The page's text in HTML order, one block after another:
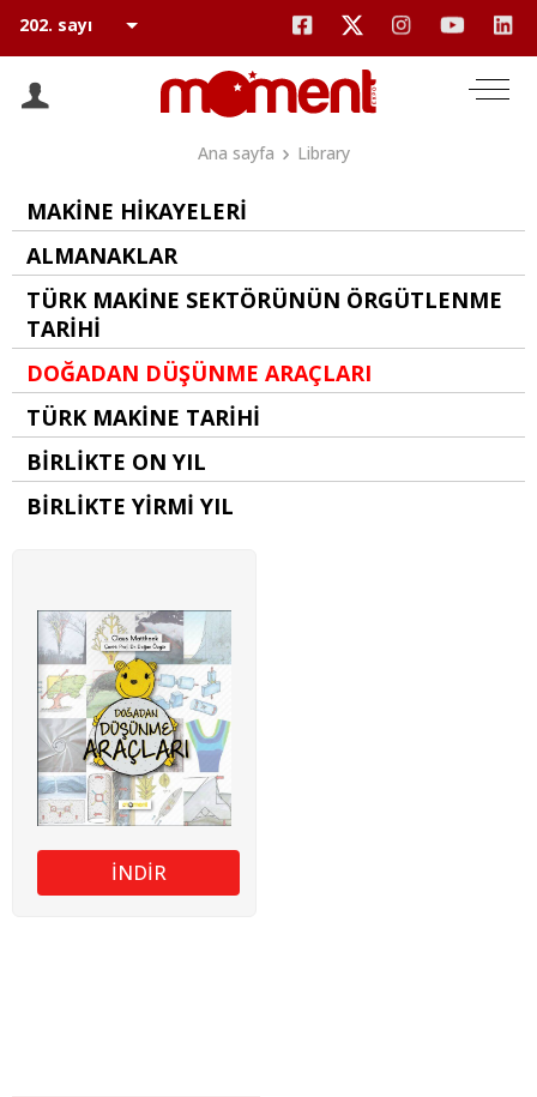
Ana sayfa Library
MAKİNE HİKAYELERİ
ALMANAKLAR
TÜRK MAKİNE SEKTÖRÜNÜN ÖRGÜTLENME
TARİHİ
DOĞADAN DÜŞÜNME ARAÇLARI
TÜRK MAKİNE TARİHİ
BİRLİKTE ON YIL
BİRLİKTE YİRMİ YIL
İNDİR